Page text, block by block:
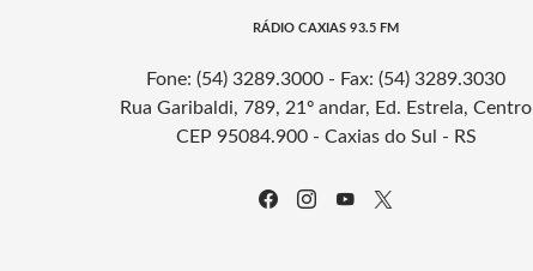
RÁDIO CAXIAS 93.5 FM
Fone: (54) 3289.3000 - Fax: (54) 3289.3030
Rua Garibaldi, 789, 21º andar, Ed. Estrela, Centro
CEP 95084.900 - Caxias do Sul - RS